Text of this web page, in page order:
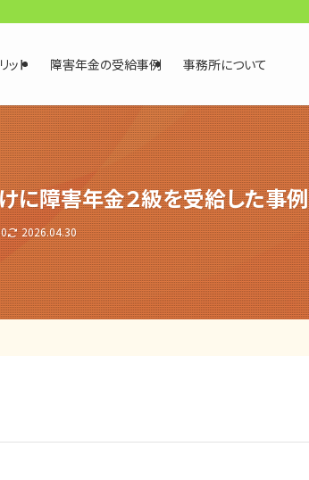
害年金相談センター
ット 障害年金の受給事例 事務所について
に障害年金２級を受給した事例
2026.04.30